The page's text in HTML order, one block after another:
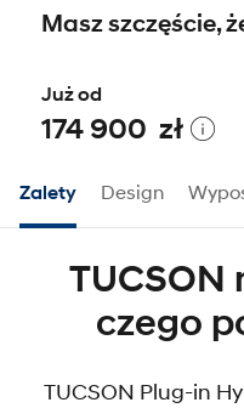
Masz szczęście,
Już od
174 900 zł
Zalety Design
czego
TUCSON Plug-in